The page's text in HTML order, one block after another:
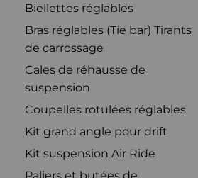
Biellettes réglables
Bras réglables (Tie bar) Tirants
de carrossage
Cales de réhausse de
suspension
Coupelles rotulées réglables
Kit grand angle pour drift
Kit suspension Air Ride